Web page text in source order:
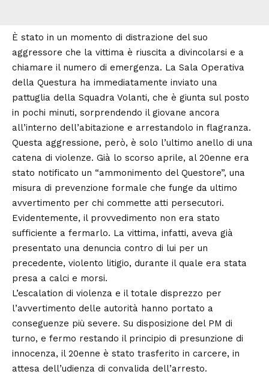
È stato in un momento di distrazione del suo
aggressore che la vittima è riuscita a divincolarsi e a
chiamare il numero di emergenza. La Sala Operativa
della Questura ha immediatamente inviato una
pattuglia della Squadra Volanti, che è giunta sul posto
in pochi minuti, sorprendendo il giovane ancora
all’interno dell’abitazione e arrestandolo in flagranza.
Questa aggressione, però, è solo l’ultimo anello di una
catena di violenze. Già lo scorso aprile, al 20enne era
stato notificato un “ammonimento del Questore”, una
misura di prevenzione formale che funge da ultimo
avvertimento per chi commette atti persecutori.
Evidentemente, il provvedimento non era stato
sufficiente a fermarlo. La vittima, infatti, aveva già
presentato una denuncia contro di lui per un
precedente, violento litigio, durante il quale era stata
presa a calci e morsi.
L’escalation di violenza e il totale disprezzo per
l’avvertimento delle autorità hanno portato a
conseguenze più severe. Su disposizione del PM di
turno, e fermo restando il principio di presunzione di
innocenza, il 20enne è stato trasferito in carcere, in
attesa dell’udienza di convalida dell’arresto.